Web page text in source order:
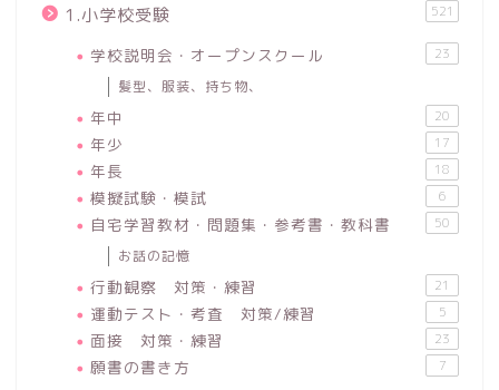
1.小学校受験 521
学校説明会・オープンスクール 23
髪型、服装、持ち物、
年中 20
年少 17
年長 18
模擬試験・模試 6
自宅学習教材・問題集・参考書・教科書 50
お話の記憶
行動観察 対策・練習 21
運動テスト・考査 対策/練習 5
面接 対策・練習 23
願書の書き方 7